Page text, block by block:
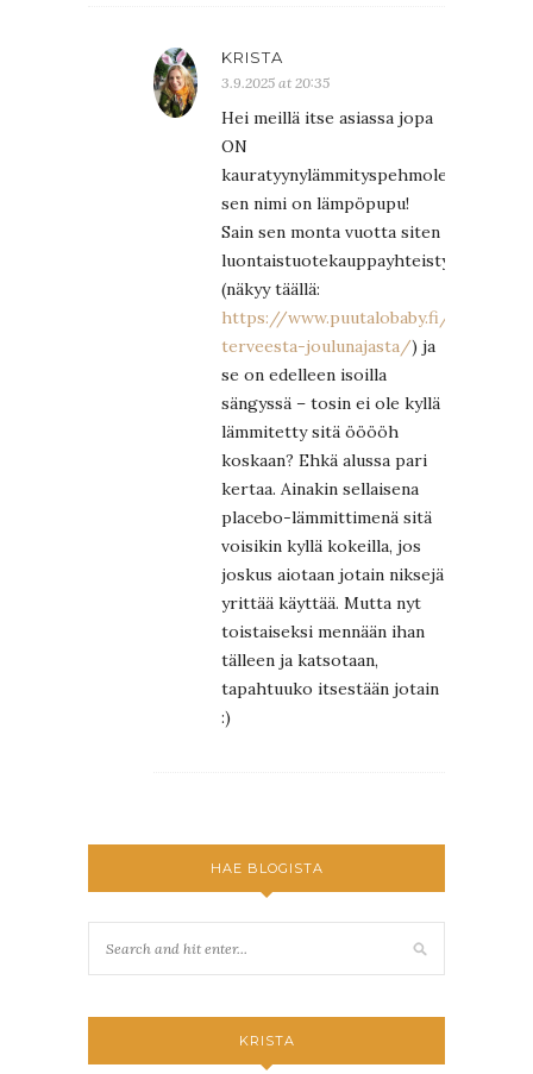
KRISTA
3.9.2025 at 20:35
Hei meillä itse asiassa jopa
ON
kauratyynylämmityspehmolelu,
sen nimi on lämpöpupu!
Sain sen monta vuotta siten
luontaistuotekauppayhteistyöstä
(näkyy täällä:
https://www.puutalobaby.fi/toive-
terveesta-joulunajasta/) ja
se on edelleen isoilla
sängyssä – tosin ei ole kyllä
lämmitetty sitä ööööh
koskaan? Ehkä alussa pari
kertaa. Ainakin sellaisena
placebo-lämmittimenä sitä
voisikin kyllä kokeilla, jos
joskus aiotaan jotain niksejä
yrittää käyttää. Mutta nyt
toistaiseksi mennään ihan
tälleen ja katsotaan,
tapahtuuko itsestään jotain
:)
HAE BLOGISTA
KRISTA